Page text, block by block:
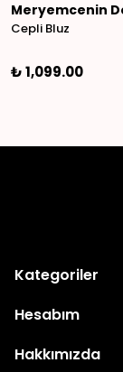
Meryemcenin
Cepli Bluz
₺ 1,099.00
Kategoriler
Hesabım
Hakkımızda